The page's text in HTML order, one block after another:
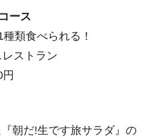
ース
類食べられる！
ストラン
朝だ!生です旅サラダ』の